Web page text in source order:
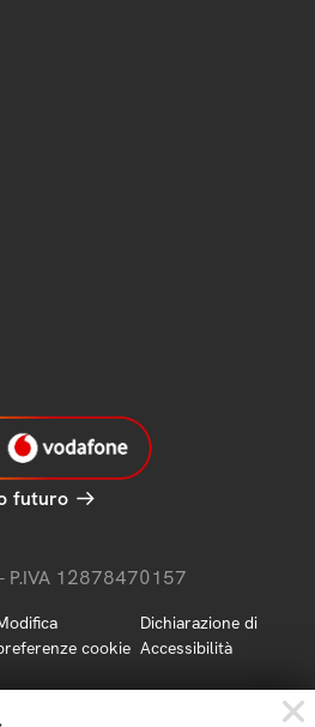
futuro
P.IVA 12878470157
cookie
Dichiarazione di
Accessibilità